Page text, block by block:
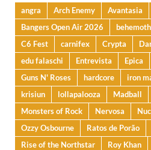
angra Arch Enemy Avantasia
Bangers Open Air 2026
behemoth
C6 Fest
carnifex Crypta
edu falaschi
Entrevista Epica
Guns N' Roses
hardcore iron
krisiun
lollapalooza Madball
Monsters of Rock
Nervosa
Ozzy Osbourne
Ratos de Porão
Rise of the Northstar
Roy Khan